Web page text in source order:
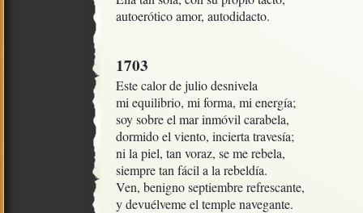
autoerótico amor, autodidacto.
1703
Este calor de julio desnivela
mi equilibrio, mi forma, mi energía;
soy sobre el mar inmóvil carabela,
dormido el viento, incierta travesía;
ni la piel, tan voraz, se me rebela,
siempre tan fácil a la rebeldía.
Ven, benigno septiembre refrescante,
y devuélveme el temple navegante.